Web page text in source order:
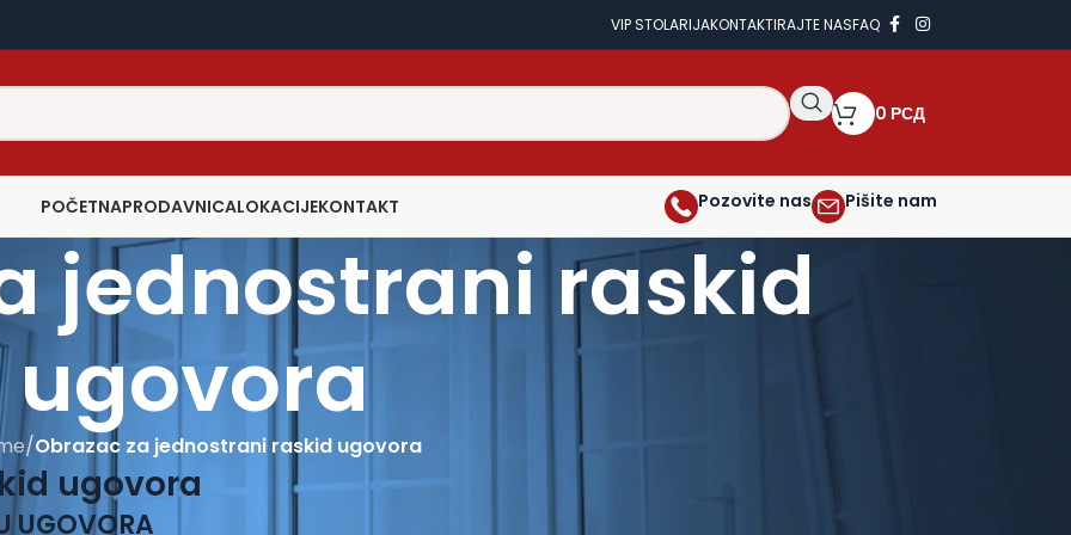
VIP STOLARIJAKONTAKTIRAJTE NASFAQ
0 РСД
POČETNAPRODAVNICALOKACIJEKONTAKT Pozovite nas Pišite nam
jednostrani raskid
ugovora
/Obrazac za jednostrani raskid ugovora
ugovora
UGOVORA